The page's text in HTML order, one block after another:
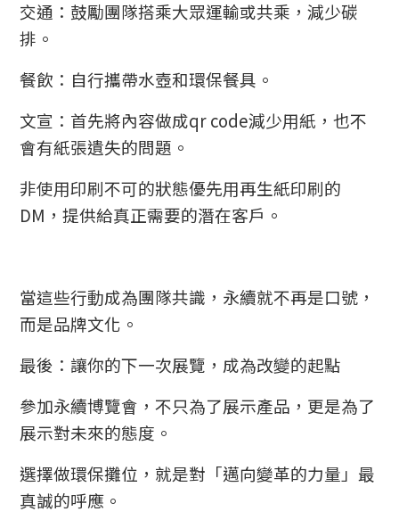
交通：鼓勵團隊搭乘大眾運輸或共乘，減少碳
排。
餐飲：自行攜帶水壺和環保餐具。
文宣：首先將內容做成qr code減少用紙，也不
會有紙張遺失的問題。
非使用印刷不可的狀態優先用再生紙印刷的
DM，提供給真正需要的潛在客戶。
當這些行動成為團隊共識，永續就不再是口號，
而是品牌文化。
最後：讓你的下一次展覽，成為改變的起點
參加永續博覽會，不只為了展示產品，更是為了
展示對未來的態度。
選擇做環保攤位，就是對「邁向變革的力量」最
真誠的呼應。